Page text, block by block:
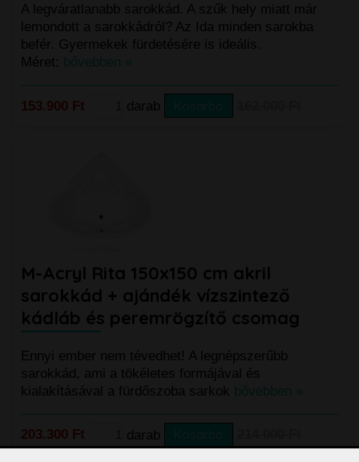
A legváratlanabb sarokkád. A szűk hely miatt már
lemondott a sarokkádról? Az Ida minden sarokba
befér. Gyermekek fürdetésére is ideális.
Méret:
bővebben »
153.900 Ft darab Kosárba
M-Acryl Rita 150x150 cm akril
sarokkád + ajándék vízszintező
kádláb és peremrögzítő csomag
Ennyi ember nem tévedhet! A legnépszerűbb
sarokkád, ami a tökéletes formájával és
kialakításával a fürdőszoba sarkok bővebben »
203.300 Ft darab Kosárba